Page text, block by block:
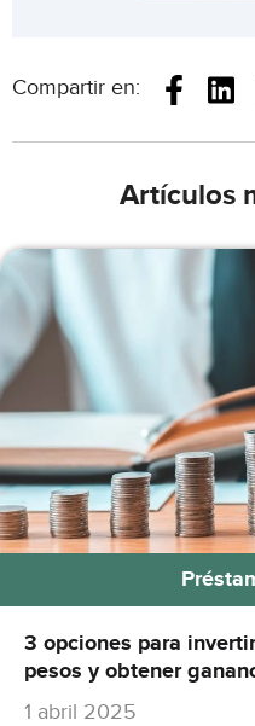
Compartir en:
Artículos
3 opciones para
pesos y obtener
1 abril 2025